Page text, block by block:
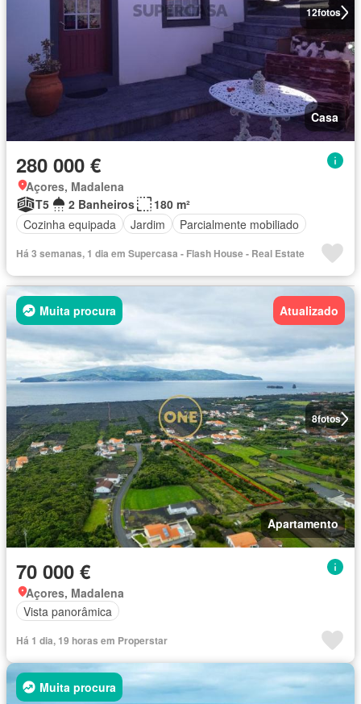
12fotos
Casa
280 000 €
Açores, Madalena
T5
2 Banheiros
180 m²
Cozinha equipada
Jardim Parcialmente mobiliado
Há 3 semanas, 1 dia em Supercasa - Flash House - Real Estate
8fotos
Muita procura Atualizado
Apartamento
70 000 €
Açores, Madalena
Vista panorâmica
Há 1 dia, 19 horas em Properstar
Muita procura